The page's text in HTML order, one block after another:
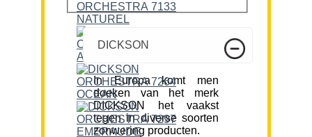
DICKSON
In Europa komt men
doeken van het merk
DICKSON het vaakst
tegen in diverse soorten
zonwering producten.